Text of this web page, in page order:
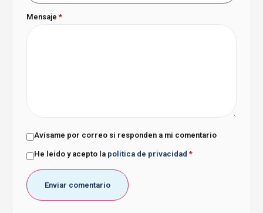
Mensaje*
Avísame por correo si responden a mi comentario
He leído y acepto la política de privacidad *